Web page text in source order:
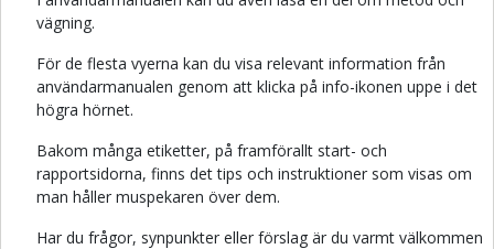
vägning.
För de flesta vyerna kan du visa relevant information från
användarmanualen genom att klicka på info-ikonen uppe i det
högra hörnet.
Bakom många etiketter, på framförallt start- och
rapportsidorna, finns det tips och instruktioner som visas om
man håller muspekaren över dem.
Har du frågor, synpunkter eller förslag är du varmt välkommen